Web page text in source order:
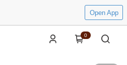
Open App
0